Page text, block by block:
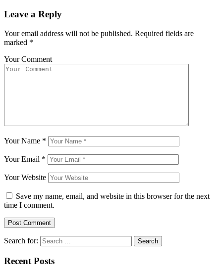
Leave a Reply
Your email address will not be published. Required fields are
marked *
Your Comment
Your Name *
Your Email *
Your Website
Save my name, email, and website in this browser for the next
time I comment.
Search for:
Recent Posts